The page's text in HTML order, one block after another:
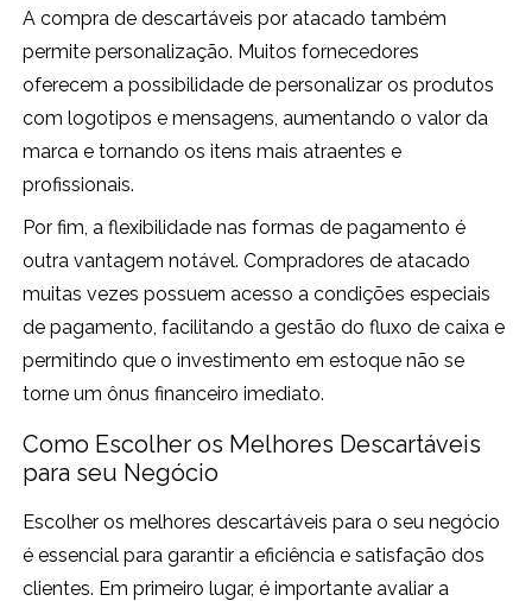
A compra de descartáveis por atacado também
permite personalização. Muitos fornecedores
oferecem a possibilidade de personalizar os produtos
com logotipos e mensagens, aumentando o valor da
marca e tornando os itens mais atraentes e
profissionais.
Por fim, a flexibilidade nas formas de pagamento é
outra vantagem notável. Compradores de atacado
muitas vezes possuem acesso a condições especiais
de pagamento, facilitando a gestão do fluxo de caixa e
permitindo que o investimento em estoque não se
torne um ônus financeiro imediato.
Como Escolher os Melhores Descartáveis
para seu Negócio
Escolher os melhores descartáveis para o seu negócio
é essencial para garantir a eficiência e satisfação dos
clientes. Em primeiro lugar, é importante avaliar a